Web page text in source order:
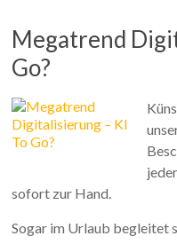
Megatrend
Go?
sofort zur Hand.
Sogar im Urlaub begleitet